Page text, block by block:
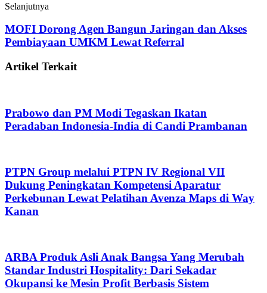
Selanjutnya
MOFI Dorong Agen Bangun Jaringan dan Akses
Pembiayaan UMKM Lewat Referral
Artikel Terkait
Prabowo dan PM Modi Tegaskan Ikatan
Peradaban Indonesia-India di Candi Prambanan
PTPN Group melalui PTPN IV Regional VII
Dukung Peningkatan Kompetensi Aparatur
Perkebunan Lewat Pelatihan Avenza Maps di Way
Kanan
ARBA Produk Asli Anak Bangsa Yang Merubah
Standar Industri Hospitality: Dari Sekadar
Okupansi ke Mesin Profit Berbasis Sistem